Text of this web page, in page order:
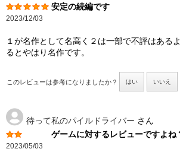
安定の続編です
2023/12/03
１が名作として名高く２は一部で不評はある
るとやはり名作です。
このレビューは参考になりましたか？ はい いいえ
待って私のパイルドライバー さん
ゲームに対するレビューですよね
2023/05/03